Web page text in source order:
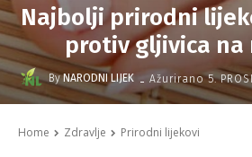
Najbolji prirodni
protiv gljivica na
By NARODNI LIJEK - Ažurirano 5.
Home Zdravlje Prirodni lijekovi